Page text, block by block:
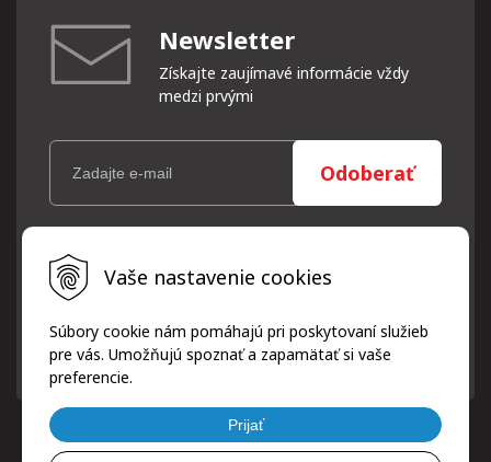
Vaše nastavenie cookies
Súbory cookie nám pomáhajú pri poskytovaní služieb
pre vás. Umožňujú spoznať a zapamätať si vaše
preferencie.
Prijať
Newsletter
Získajte zaujímavé informácie vždy
medzi prvými
Odoberať
Vaše osobné údaje (email) budeme spracovávať len za týmto
účelom v súlade s platnou legislatívou a zásadami ochrany
osobných údajov. Súhlas potvrdíte kliknutím na odkaz, ktorý
písomne, emailom alebo kliknutím na odkaz z ktoréhokoľvek
informačného emailu.